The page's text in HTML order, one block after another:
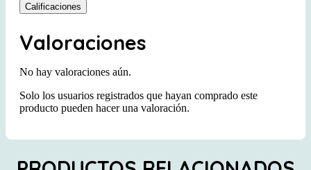
Calificaciones
Valoraciones
No hay valoraciones aún.
Solo los usuarios registrados que hayan comprado este
producto pueden hacer una valoración.